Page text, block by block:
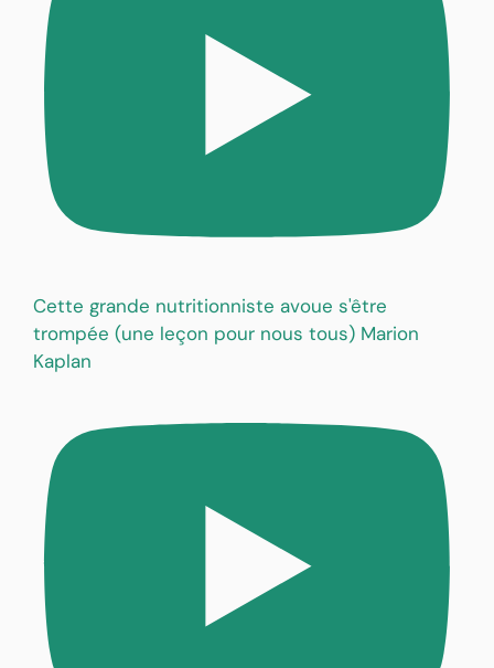
Cette grande nutritionniste avoue s'être
trompée (une leçon pour nous tous) Marion
Kaplan